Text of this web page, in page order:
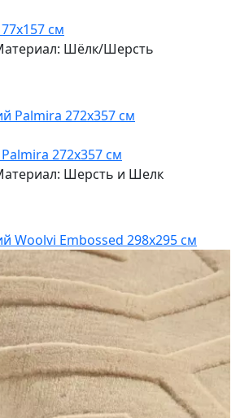
см
Шёлк/Шерсть
272x357 см
Шерсть и Шелк